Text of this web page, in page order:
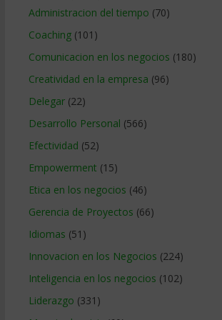
Administracion del tiempo (70)
Coaching(101)
Comunicacion en los negocios (180)
Creatividad en la empresa (96)
Delegar(22)
Desarrollo Personal (566)
Efectividad (52)
Empowerment (15)
Etica en los negocios (46)
Gerencia de Proyectos (66)
Idiomas (51)
Innovacion en los Negocios (224)
Inteligencia en los negocios (102)
Liderazgo (331)